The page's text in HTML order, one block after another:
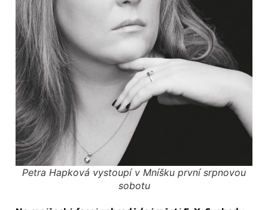
Petra Hapková vystoupí v Mníšku první srpnovou
sobotu